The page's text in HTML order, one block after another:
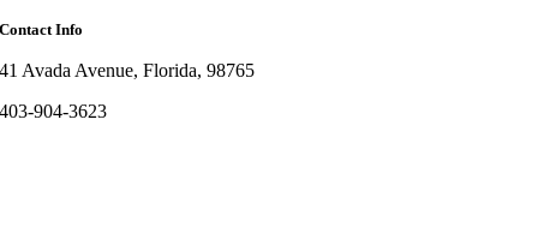
Contact Info
41 Avada Avenue, Florida, 98765
403-904-3623